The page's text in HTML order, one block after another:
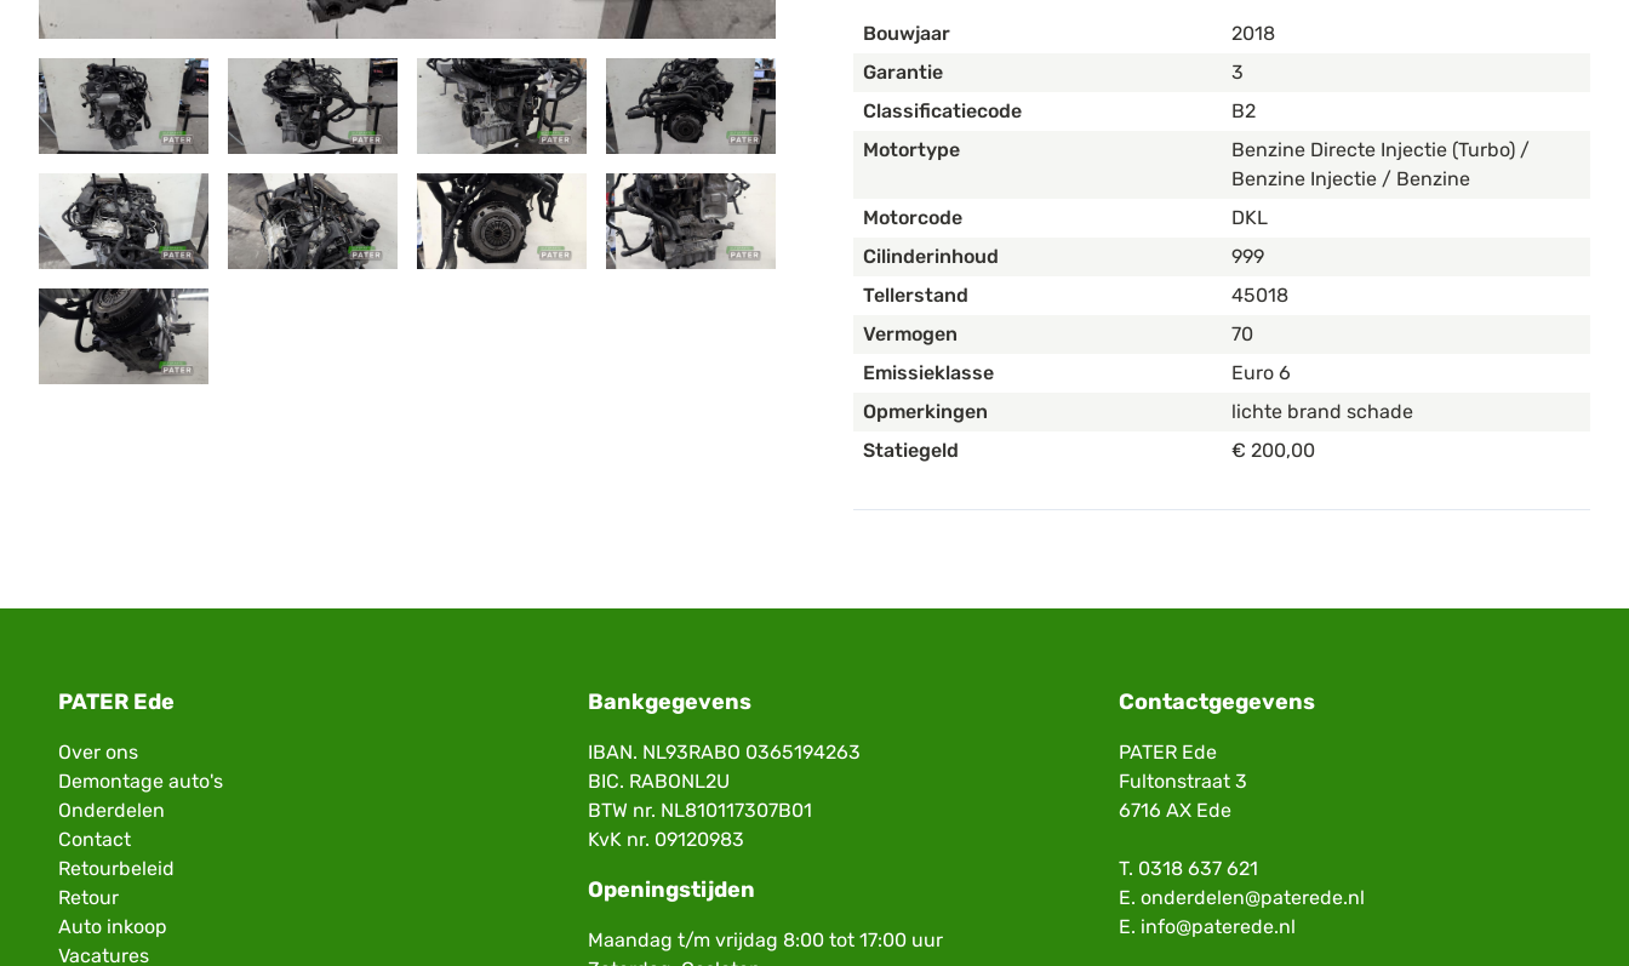
Bouwjaar
2018
Garantie
3
Classificatiecode
B2
Motortype
Benzine Directe Injectie (Turbo) /
Benzine Injectie / Benzine
Motorcode
DKL
Cilinderinhoud
999
Tellerstand
45018
Vermogen
70
Emissieklasse
Euro 6
Opmerkingen
lichte brand schade
Statiegeld
€ 200,00
PATER Ede
Over ons
Demontage auto's
Onderdelen
Contact
Retourbeleid
Retour
Auto inkoop
Vacatures
Bankgegevens
IBAN. NL93RABO 0365194263
BIC. RABONL2U
BTW nr. NL810117307B01
KvK nr. 09120983
Openingstijden
Maandag t/m vrijdag 8:00 tot 17:00 uur
Contactgegevens
PATER Ede
Fultonstraat 3
6716 AX Ede
T. 0318 637 621
E. onderdelen@paterede.nl
E. info@paterede.nl